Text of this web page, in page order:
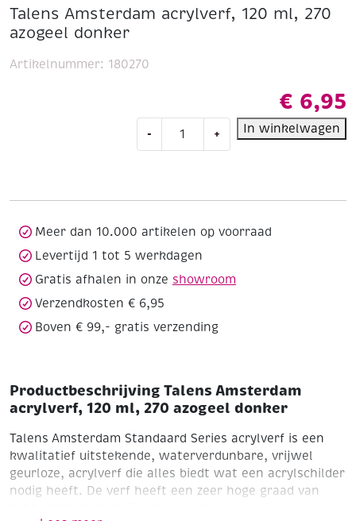
Talens Amsterdam acrylverf, 120 ml, 270
azogeel donker
€ 6,95
-
Amsterdam
azogeel
+ In winkelwagen
Artikelnummer: 180270
Meer dan 10.000 artikelen op voorraad
Levertijd 1 tot 5 werkdagen
Gratis afhalen in onze showroom
Verzendkosten € 6,95
Boven € 99,- gratis verzending
Productbeschrijving Talens Amsterdam
acrylverf, 120 ml, 270 azogeel donker
Talens Amsterdam Standaard Series acrylverf is een
kwalitatief uitstekende, waterverdunbare, vrijwel
geurloze, acrylverf die alles biedt wat een acrylschilder
nodig heeft. De verf heeft een zeer hoge graad van